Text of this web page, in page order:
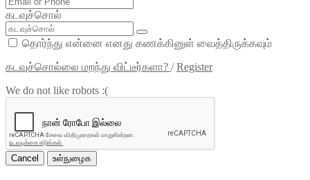
கடவுச்சொல்
தொர்ந்து என்னை எனது கணக்கினுள் வைத்திருக்கவும்
கடவுச்சொல்லை மறந்து விட்டீர்களா? /Register
We do not like robots :(
Cancel உள்நுழைக